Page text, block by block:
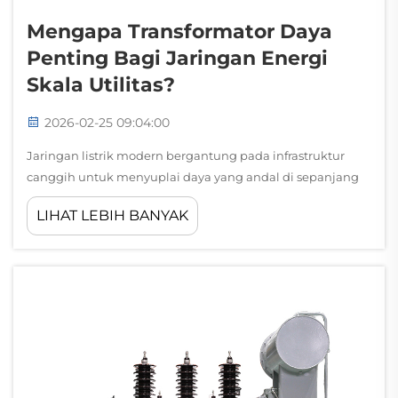
Mengapa Transformator Daya
Penting Bagi Jaringan Energi
Skala Utilitas?
2026-02-25 09:04:00
Jaringan listrik modern bergantung pada infrastruktur
canggih untuk menyuplai daya yang andal di sepanjang
jarak yang sangat jauh, dan transformator daya berperan
sebagai teknologi inti yang memungkinkan transmisi
LIHAT LEBIH BANYAK